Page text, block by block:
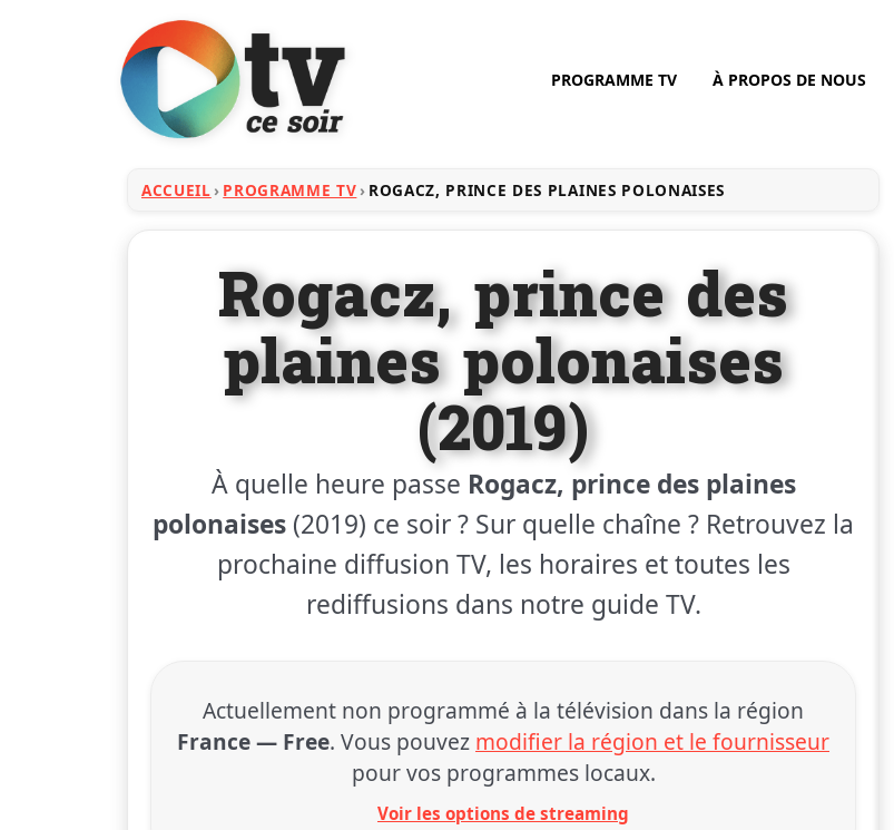
PROGRAMME TV À PROPOS DE NOUS
ACCUEIL PROGRAMME TV ROGACZ, PRINCE DES PLAINES POLONAISES
Rogacz, prince des
plaines polonaises
(2019)
À quelle heure passe Rogacz, prince des plaines
polonaises (2019) ce soir ? Sur quelle chaîne ? Retrouvez la
prochaine diffusion TV, les horaires et toutes les
rediffusions dans notre guide TV.
Actuellement non programmé à la télévision dans la région
France — Free. Vous pouvez modifier la région et le fournisseur
pour vos programmes locaux.
Voir les options de streaming